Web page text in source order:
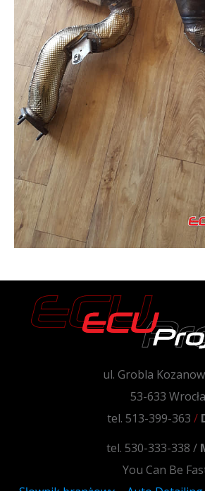
ul. Grobla
53-633
tel. 513-399-363 /
tel. 530-333-338 /
You Can Be